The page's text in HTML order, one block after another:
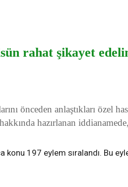
rahat şikayet
önceden anlaştıkları özel
hazırlanan
197 eylem sıralandı. Bu